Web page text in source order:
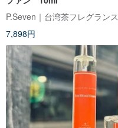
P.Seven｜台湾茶フレグランス
7,898円